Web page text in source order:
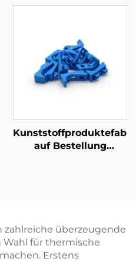
CNC-Fräser Teile mit
auf Bestellung
überzeugende
Wahl für thermische
Erstens